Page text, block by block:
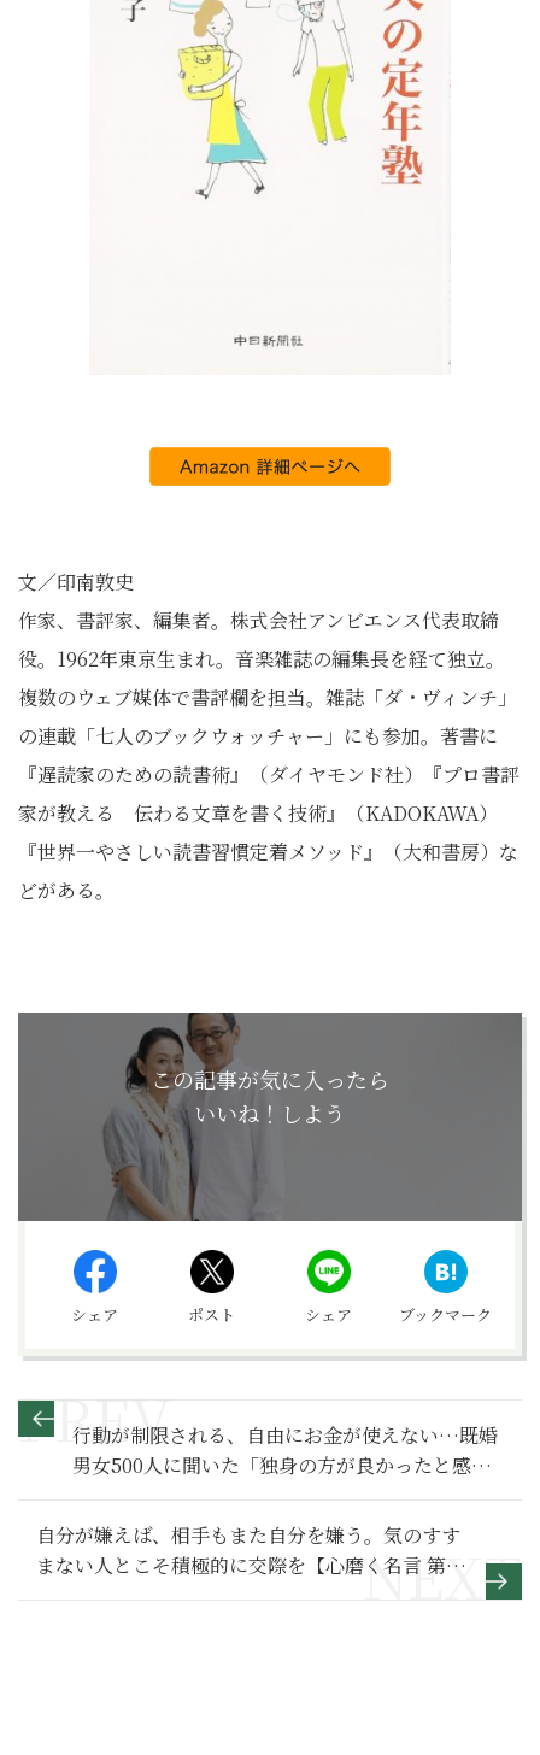
文／印南敦史
作家、書評家、編集者。株式会社アンビエンス代表取締
役。1962年東京生まれ。音楽雑誌の編集長を経て独立。
複数のウェブ媒体で書評欄を担当。雑誌「ダ・ヴィンチ」
の連載「七人のブックウォッチャー」にも参加。著書に
『遅読家のための読書術』（ダイヤモンド社）『プロ書評
家が教える 伝わる文章を書く技術』（KADOKAWA）
『世界一やさしい読書習慣定着メソッド』（大和書房）な
どがある。
この記事が気に入ったら
いいね！しよう
シェア ポスト シェア ブックマーク
行動が制限される、自由にお金が使えない…既婚
男女500人に聞いた「独身の方が良かったと感じ
る瞬間」
自分が嫌えば、相手もまた自分を嫌う。気のすす
まない人とこそ積極的に交際を【心磨く名言 第六
回】五代友厚